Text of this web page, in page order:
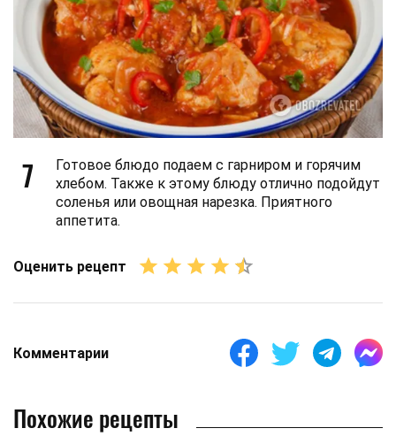
7
Готовое блюдо подаем с гарниром и горячим
хлебом. Также к этому блюду отлично подойдут
соленья или овощная нарезка. Приятного
аппетита.
Оценить рецепт
Комментарии
Похожие рецепты